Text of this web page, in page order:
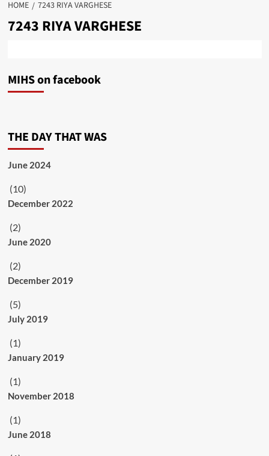
HOME 7243 RIYA VARGHESE
7243 RIYA VARGHESE
MIHS on facebook
THE DAY THAT WAS
June 2024
(10)
December 2022
(2)
June 2020
(2)
December 2019
(5)
July 2019
(1)
January 2019
(1)
November 2018
(1)
June 2018